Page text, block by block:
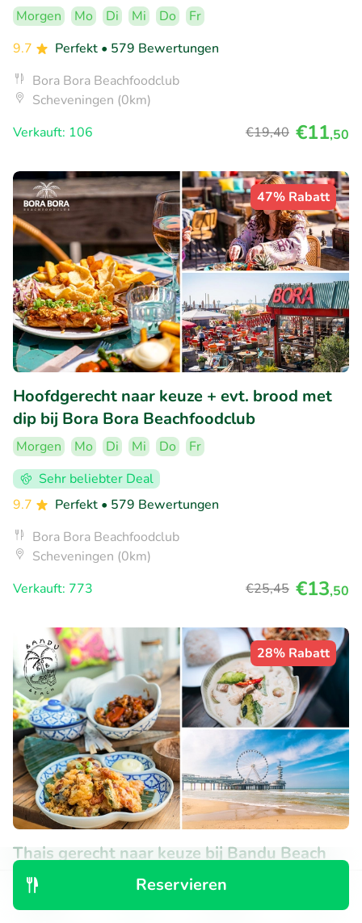
Reservieren
Morgen Mo Di Mi Do
Fr
9.7
Perfekt • 579 Bewertungen
Bora Bora Beachfoodclub
Scheveningen (0km)
Verkauft: 106
€19,40 €11,50
47% Rabatt
Hoofdgerecht naar keuze + evt. brood met
dip bij Bora Bora Beachfoodclub
Morgen Mo Di Mi Do
Fr
Sehr beliebter Deal
9.7
Perfekt • 579 Bewertungen
Bora Bora Beachfoodclub
Scheveningen (0km)
Verkauft: 773
€25,45 €13,50
28% Rabatt
Thais gerecht naar keuze bij Bandu Beach
Heute Mo Di Mi Do
Sehr beliebter Deal